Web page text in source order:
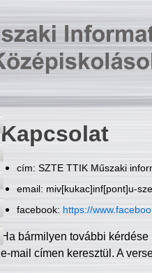
Kapcsolat
cím: SZTE TTIK Műszaki
email: miv[kukac]inf[pont]u-
facebook: https://
Ha bármilyen további
e-mail címen keresztül. A